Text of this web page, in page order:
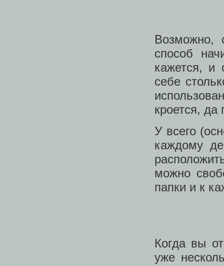
Возможно,
способ
кажется, и
себе
кроется,
У всего
каждому
можно
папки и к
Когда вы
уже